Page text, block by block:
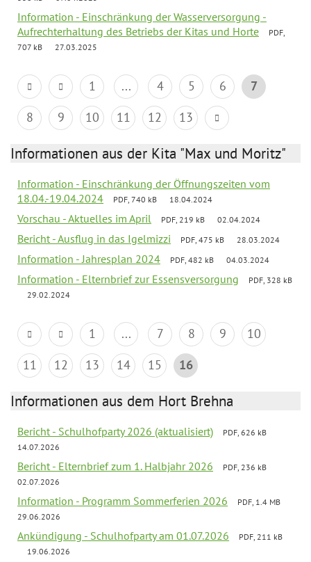
Information - Einschränkung der Wasserversorgung -
Aufrechterhaltung des Betriebs der Kitas und Horte
PDF,
707 kB
27.03.2025
1 ... 4 5 6
7
8
9 10 11 12 13
Informationen aus der Kita "Max und Moritz"
Information - Einschränkung der Öffnungszeiten vom
18.04.-19.04.2024
PDF, 740 kB 18.04.2024
Vorschau - Aktuelles im April PDF, 219 kB 02.04.2024
Bericht - Ausflug in das Igelmizzi PDF, 475 kB 28.03.2024
Information - Jahresplan 2024 PDF, 482 kB 04.03.2024
Information - Elternbrief zur Essensversorgung
PDF, 328 kB
29.02.2024
1 ... 7 8 9
10
11
12 13 14 15 16
Informationen aus dem Hort Brehna
Bericht - Schulhofparty 2026 (aktualisiert)
PDF, 626 kB
14.07.2026
Bericht - Elternbrief zum 1. Halbjahr 2026
PDF, 236 kB
02.07.2026
Information - Programm Sommerferien 2026
PDF, 1.4 MB
29.06.2026
Ankündigung - Schulhofparty am 01.07.2026
PDF, 211 kB
19.06.2026